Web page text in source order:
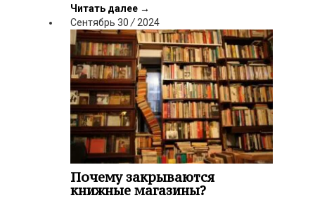
Читать далее →
Сентябрь 30 / 2024
Почему закрываются
книжные магазины?